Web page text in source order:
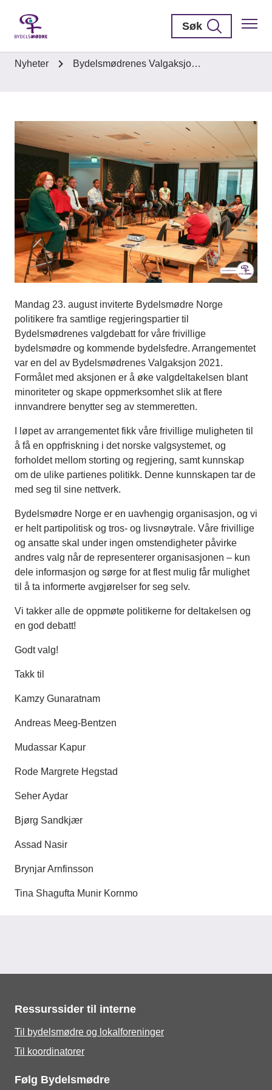
Søk
Nyheter Bydelsmødrenes Valgaksjo…
Mandag 23. august inviterte Bydelsmødre Norge
politikere fra samtlige regjeringspartier til
Bydelsmødrenes valgdebatt for våre frivillige
bydelsmødre og kommende bydelsfedre. Arrangementet
var en del av Bydelsmødrenes Valgaksjon 2021.
Formålet med aksjonen er å øke valgdeltakelsen blant
minoriteter og skape oppmerksomhet slik at flere
innvandrere benytter seg av stemmeretten.
I løpet av arrangementet fikk våre frivillige muligheten til
å få en oppfriskning i det norske valgsystemet, og
forholdet mellom storting og regjering, samt kunnskap
om de ulike partienes politikk. Denne kunnskapen tar de
med seg til sine nettverk.
Bydelsmødre Norge er en uavhengig organisasjon, og vi
er helt partipolitisk og tros- og livsnøytrale. Våre frivillige
og ansatte skal under ingen omstendigheter påvirke
andres valg når de representerer organisasjonen – kun
dele informasjon og sørge for at flest mulig får mulighet
til å ta informerte avgjørelser for seg selv.
Vi takker alle de oppmøte politikerne for deltakelsen og
en god debatt!
Godt valg!
Takk til
Kamzy Gunaratnam
Andreas Meeg-Bentzen
Mudassar Kapur
Rode Margrete Hegstad
Seher Aydar
Bjørg Sandkjær
Assad Nasir
Brynjar Arnfinsson
Tina Shagufta Munir Kornmo
Ressurssider til interne
Til bydelsmødre og lokalforeninger
Til koordinatorer
Følg Bydelsmødre